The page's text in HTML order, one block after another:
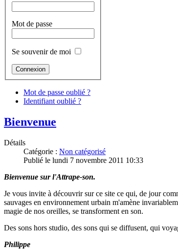
Mot de passe
Se souvenir de moi
Mot de passe oublié ?
Identifiant oublié ?
Bienvenue
Détails
Catégorie : Non catégorisé
Publié le lundi 7 novembre 2011 10:33
Bienvenue sur l'Attrape-son.
Je vous invite à découvrir sur ce site ce qui, de jour
sauvages en environnement urbain m'amène
magie de nos oreilles, se transforment en son.
Des sons hors studio, des sons qui se diffusent, qui
Philippe